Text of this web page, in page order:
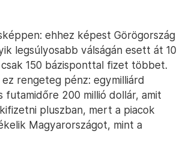
ehhez képest Görögország
legsúlyosabb válságán esett át 10
150 bázisponttal fizet többet.
rengeteg pénz: egymilliárd
futamidőre 200 millió dollár, amit
pluszban, mert a piacok
Magyarországot, mint a